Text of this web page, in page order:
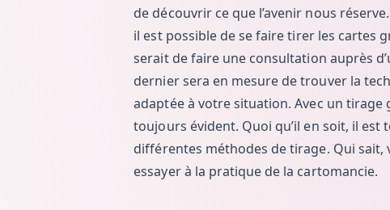
de découvrir ce que l’avenir nous
il est possible de se faire tirer les cartes
serait de faire une consultation auprès
dernier sera en mesure de trouver la
adaptée à votre situation. Avec un tirage
toujours évident. Quoi qu’il en soit, il
différentes méthodes de tirage. Qui sait,
essayer à la pratique de la cartomancie.